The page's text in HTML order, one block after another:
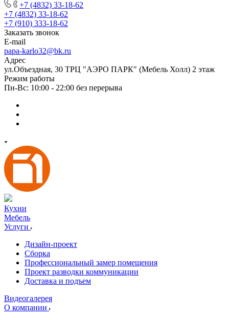
+7 (4832) 33-18-62
+7 (4832) 33-18-62
+7 (910) 333-18-62
Заказать звонок
E-mail
papa-karlo32@bk.ru
Адрес
ул.Объездная, 30 ТРЦ "АЭРО ПАРК" (Мебель Холл) 2 этаж
Режим работы
Пн-Вс: 10:00 - 22:00 без перерыва
Кухни
Мебель
Услуги
Дизайн-проект
Сборка
Профессиональный замер помещения
Проект разводки коммуникации
Доставка и подъем
Видеогалерея
О компании